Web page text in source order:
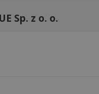
Sp. z o. o.